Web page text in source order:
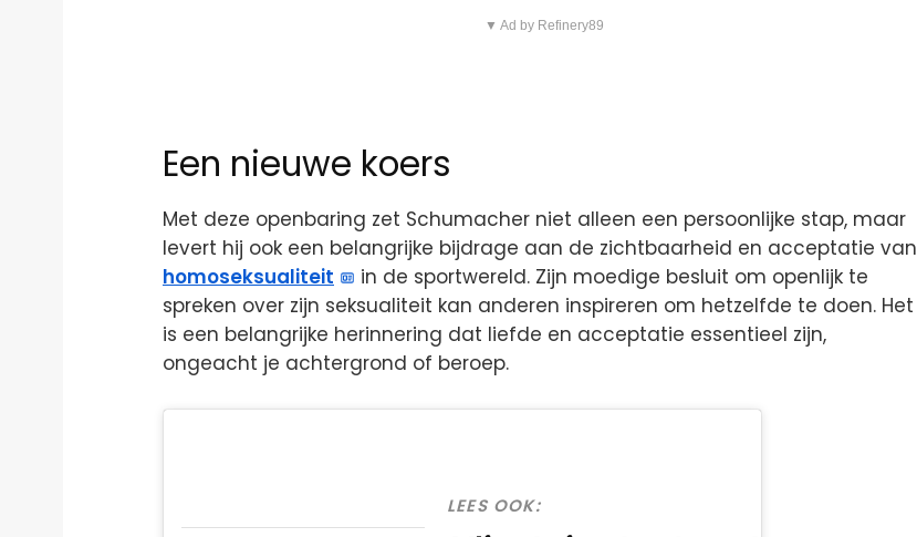
▼ Ad by Refinery89
Een nieuwe koers
Met deze openbaring zet Schumacher niet alleen een persoonlijke stap, maar
levert hij ook een belangrijke bijdrage aan de zichtbaarheid en acceptatie van
homoseksualiteit
in de sportwereld. Zijn moedige besluit om openlijk te
spreken over zijn seksualiteit kan anderen inspireren om hetzelfde te doen. Het
is een belangrijke herinnering dat liefde en acceptatie essentieel zijn,
ongeacht je achtergrond of beroep.
LEES OOK: